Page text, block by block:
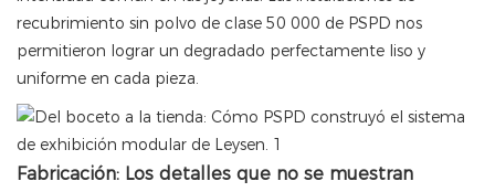
recubrimiento sin polvo de clase 50 000 de PSPD nos
permitieron lograr un degradado perfectamente liso y
uniforme en cada pieza.
Fabricación: Los detalles que no se muestran